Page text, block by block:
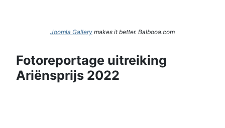
Joomla Gallery makes it better. Balbooa.com
Fotoreportage uitreiking
Ariënsprijs 2022